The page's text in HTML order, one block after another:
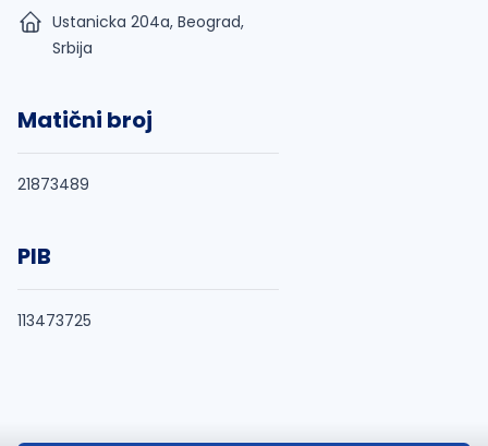
Ustanicka 204a, Beograd,
Srbija
Matični broj
21873489
PIB
113473725